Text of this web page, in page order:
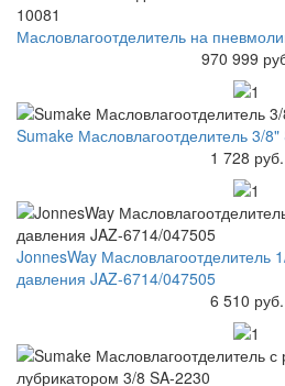
Масловлагоотделитель на
970 999
Sumake Масловлагоотделитель 3/8"
1 728 руб.
JonnesWay Масловлагоотделитель
давления JAZ-6714/047505
6 510 руб.